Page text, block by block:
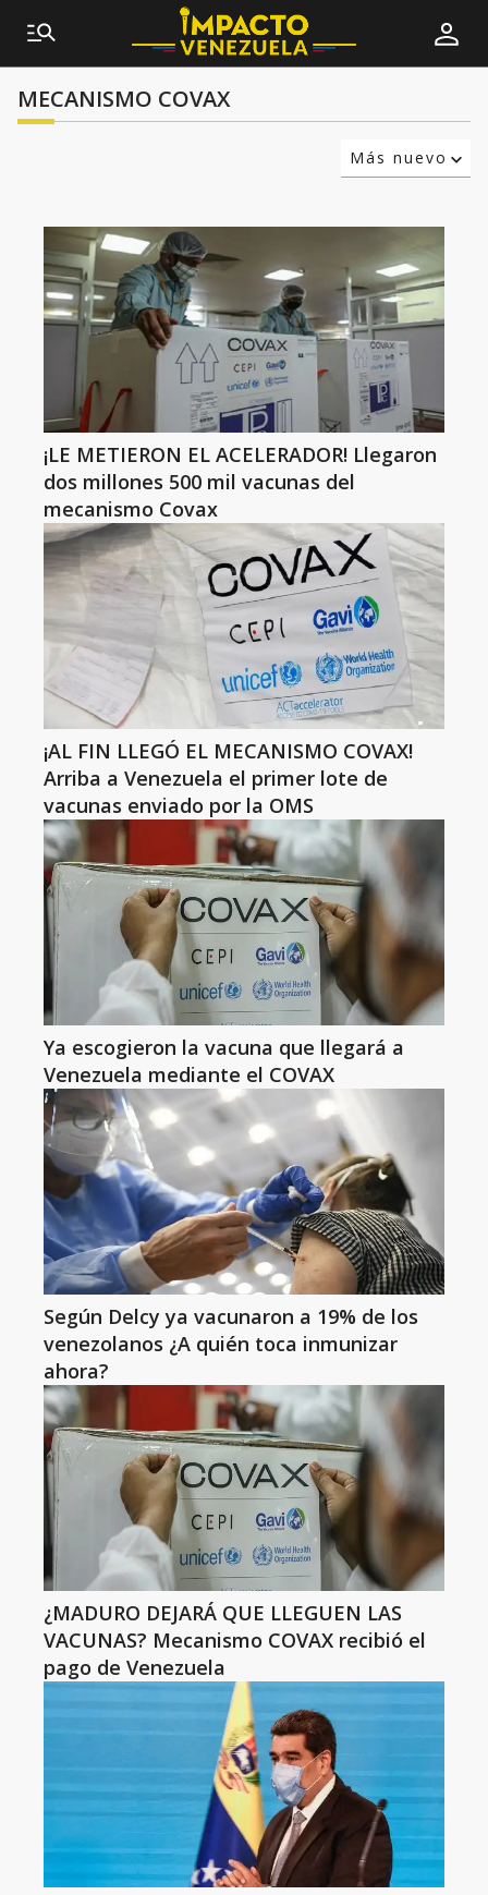
MECANISMO COVAX
Más nuevo
¡LE METIERON EL ACELERADOR! Llegaron
dos millones 500 mil vacunas del
mecanismo Covax
¡AL FIN LLEGÓ EL MECANISMO COVAX!
Arriba a Venezuela el primer lote de
vacunas enviado por la OMS
Ya escogieron la vacuna que llegará a
Venezuela mediante el COVAX
Según Delcy ya vacunaron a 19% de los
venezolanos ¿A quién toca inmunizar
ahora?
¿MADURO DEJARÁ QUE LLEGUEN LAS
VACUNAS? Mecanismo COVAX recibió el
pago de Venezuela